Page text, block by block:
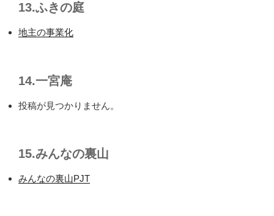
13.ふきの庭
地主の事業化
14.一宮庵
投稿が見つかりません。
15.みんなの裏山
みんなの裏山PJT